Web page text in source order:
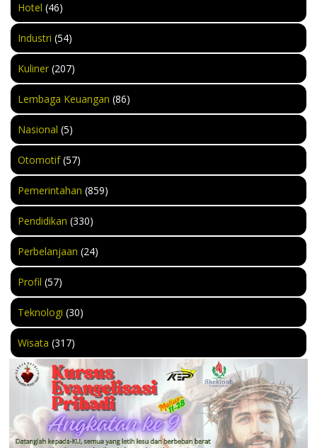
Hotel (46)
Industri (54)
Kuliner (207)
Lembaga Keuangan (86)
Nasional (5)
Otomotif(57)
Pemerintahan (859)
Pendidikan (330)
Perbelanjaan (24)
Profil (57)
Teknologi (30)
Wisata (317)